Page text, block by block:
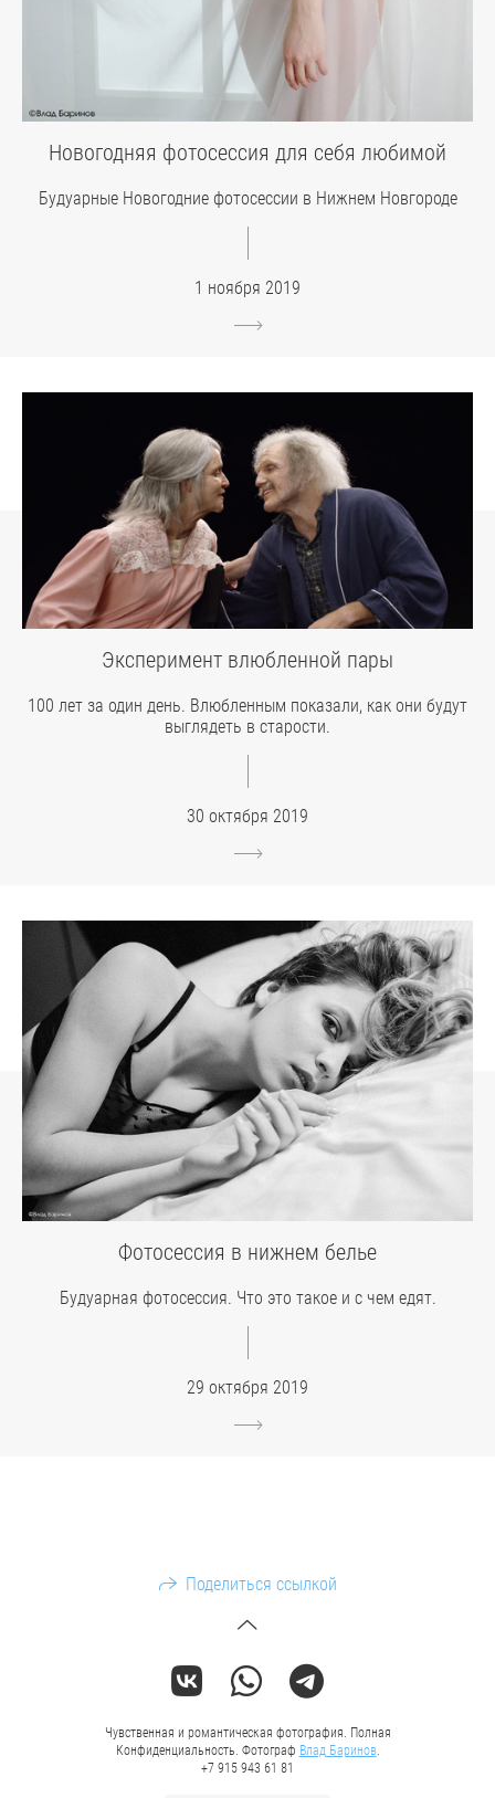
Новогодняя фотосессия для себя любимой
Будуарные Новогодние фотосессии в Нижнем Новгороде
1 ноября 2019
Эксперимент влюбленной пары
100 лет за один день. Влюбленным показали, как они будут
выглядеть в старости.
30 октября 2019
Фотосессия в нижнем белье
Будуарная фотосессия. Что это такое и с чем едят.
29 октября 2019
Поделиться ссылкой
Чувственная и романтическая фотография. Полная
Конфиденциальность. Фотограф Влад Баринов.
+7 915 943 61 81